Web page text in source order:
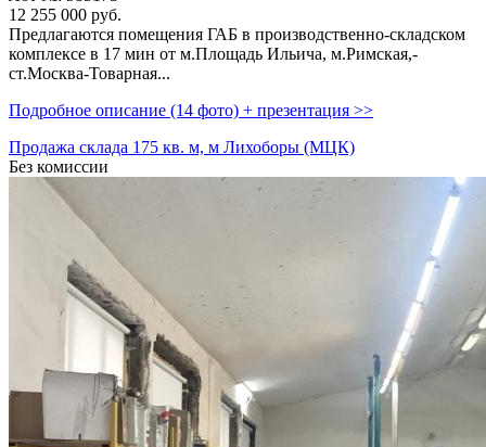
12 255 000 руб.
Предлагаются помещения ГАБ в производственно-складском
комплексе в 17 мин от м.Площадь Ильича,­ м.Римская,­
ст.Москва-Товарная...
Подробное описание (14 фото) + презентация >>
Продажа склада 175 кв. м, м Лихоборы (МЦК)
Без комиссии